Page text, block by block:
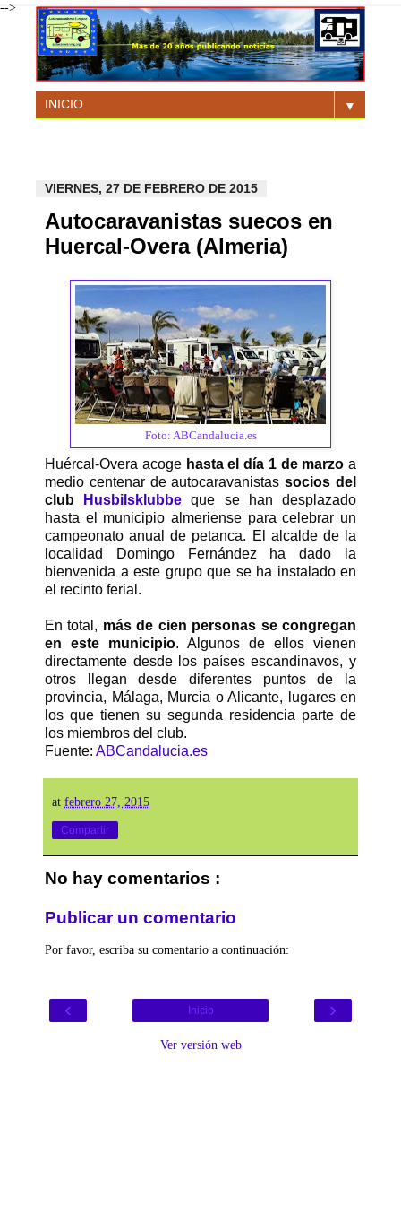
-->
▼
VIERNES, 27 DE FEBRERO DE 2015
Autocaravanistas suecos en
Huercal-Overa (Almeria)
Foto: ABCandalucia.es
Huércal-Overa acoge hasta el día 1 de marzo a
medio centenar de autocaravanistas socios del
club
Husbilsklubbe
que se han desplazado
hasta el municipio almeriense para celebrar un
campeonato anual de petanca. El alcalde de la
localidad Domingo Fernández ha dado la
bienvenida a este grupo que se ha instalado en
el recinto ferial.
En total, más de cien personas se congregan
en este municipio. Algunos de ellos vienen
directamente desde los países escandinavos, y
otros llegan desde diferentes puntos de la
provincia, Málaga, Murcia o Alicante, lugares en
los que tienen su segunda residencia parte de
los miembros del club.
Fuente: ABCandalucia.es
at febrero 27, 2015
Compartir
No hay comentarios :
Publicar un comentario
Por favor, escriba su comentario a continuación:
‹ ›
Inicio
Ver versión web